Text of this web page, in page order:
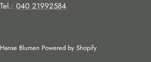
Tel.: 040 21992584
Hanse Blumen Powered by Shopify